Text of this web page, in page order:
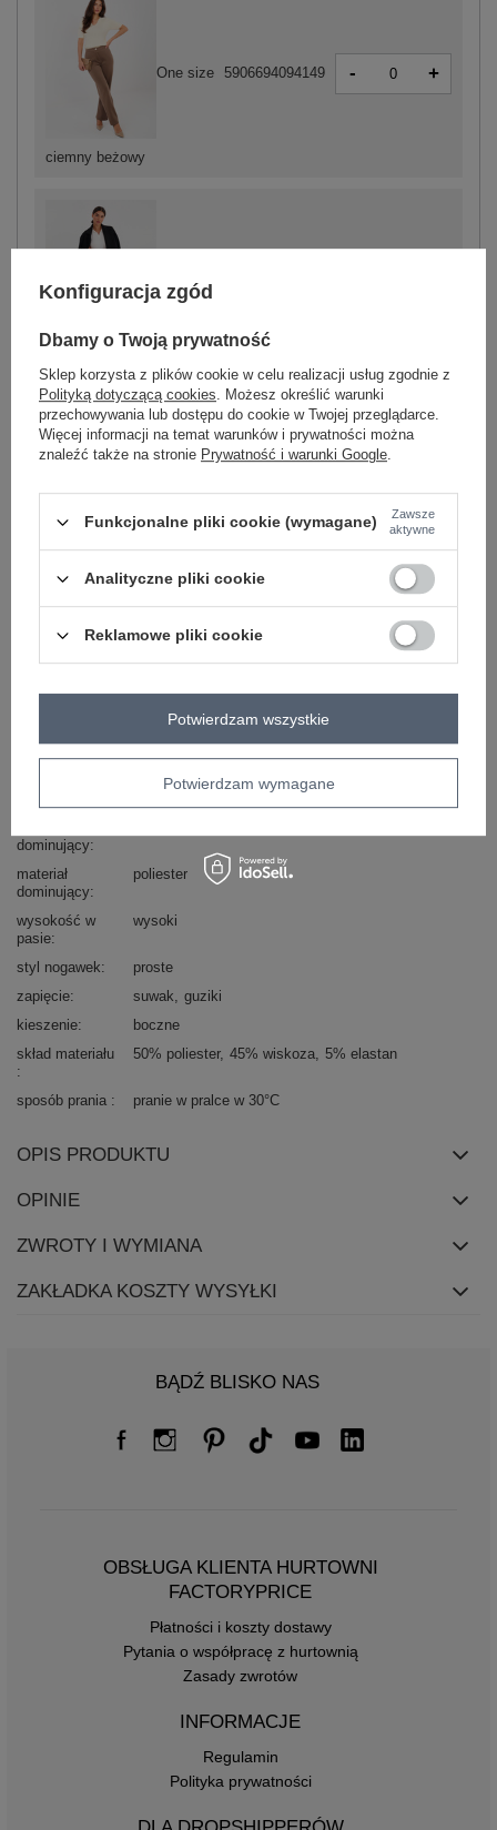
ciemny beżowy
One size 5906694094149 - +
brązowy
One size
ZALOGUJ SIĘ I ZOBACZ CENĘ
sposób prania : pranie w pralce w 30°C
RUE PARIS
typ produktu
straight leg spodnie materiałowe
dominujący
materiał
dominujący
poliester
wysokość w
pasie
wysoki
styl nogawek
proste
zapięcie
suwak
guziki
kieszenie
boczne
skład materiału
50% poliester 45% wiskoza 5% elastan
sposób prania pranie w pralce w 30°C
OPIS PRODUKTU
OPINIE
ZWROTY I WYMIANA
ZAKŁADKA KOSZTY WYSYŁKI
BĄDŹ BLISKO NAS
OBSŁUGA KLIENTA HURTOWNI
FACTORYPRICE
Płatności i koszty dostawy
Pytania o współpracę z hurtownią
Zasady zwrotów
INFORMACJE
Regulamin
Polityka prywatności
Konfiguracja zgód
Dbamy o Twoją prywatność
Sklep korzysta z plików cookie w celu realizacji usług zgodnie z
Polityką dotyczącą cookies. Możesz określić warunki
przechowywania lub dostępu do cookie w Twojej przeglądarce.
Więcej informacji na temat warunków i prywatności można
znaleźć także na stronie Prywatność i warunki Google.
Funkcjonalne pliki cookie (wymagane)
Zawsze
aktywne
Analityczne pliki cookie
Reklamowe pliki cookie
Potwierdzam wymagane
Potwierdzam wszystkie